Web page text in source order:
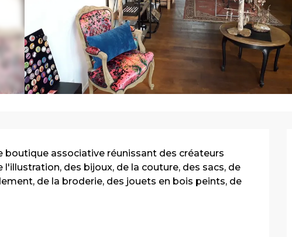
boutique associative réunissant des créateurs
l'illustration, des bijoux, de la couture, des sacs, de
de la broderie, des jouets en bois peints, de